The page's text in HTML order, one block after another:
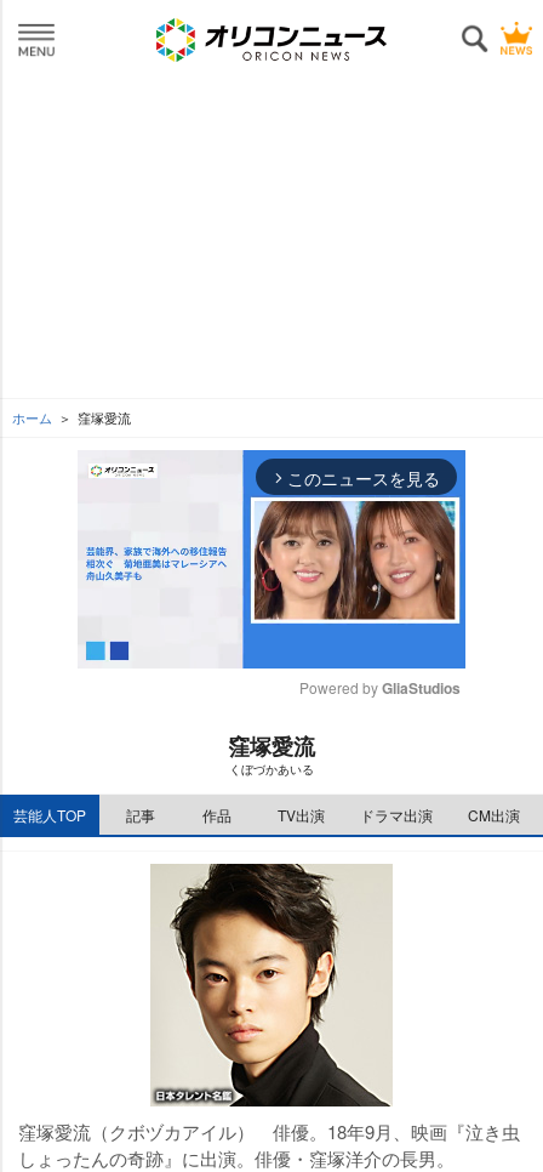
ホーム 窪塚愛流
arrow_forward_ios このニュースを見る
e
Powered by GliaStudios
窪塚愛流
くぼづかあいる
芸能人TOP 記事 作品 TV出演 ドラマ出演 CM出演
窪塚愛流（クボヅカアイル） 俳優。18年9月、映画『泣き虫
しょったんの奇跡』に出演。俳優・窪塚洋介の長男。